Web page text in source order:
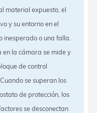
material expuesto, el
y su entorno en el
inesperado o una falla.
en la cámara se mide y
de control
se superan los
de protección, los
se desconectan